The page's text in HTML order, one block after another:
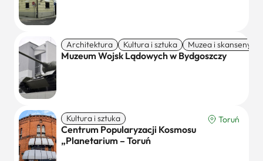
Architektura Kultura i sztuka Muzea i skanseny
Bydgoszcz
Muzeum Wojsk Lądowych w Bydgoszczy
Kultura i sztuka Toruń
Centrum Popularyzacji Kosmosu
„Planetarium – Toruń